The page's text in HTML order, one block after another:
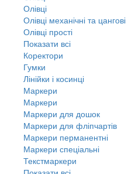
Олівці
Олівці механічні та цангові
Олівці прості
Показати всі
Коректори
Гумки
Лінійки і косинці
Маркери
Маркери
Маркери для дошок
Маркери для фліпчартів
Маркери перманентні
Маркери спеціальні
Текстмаркери